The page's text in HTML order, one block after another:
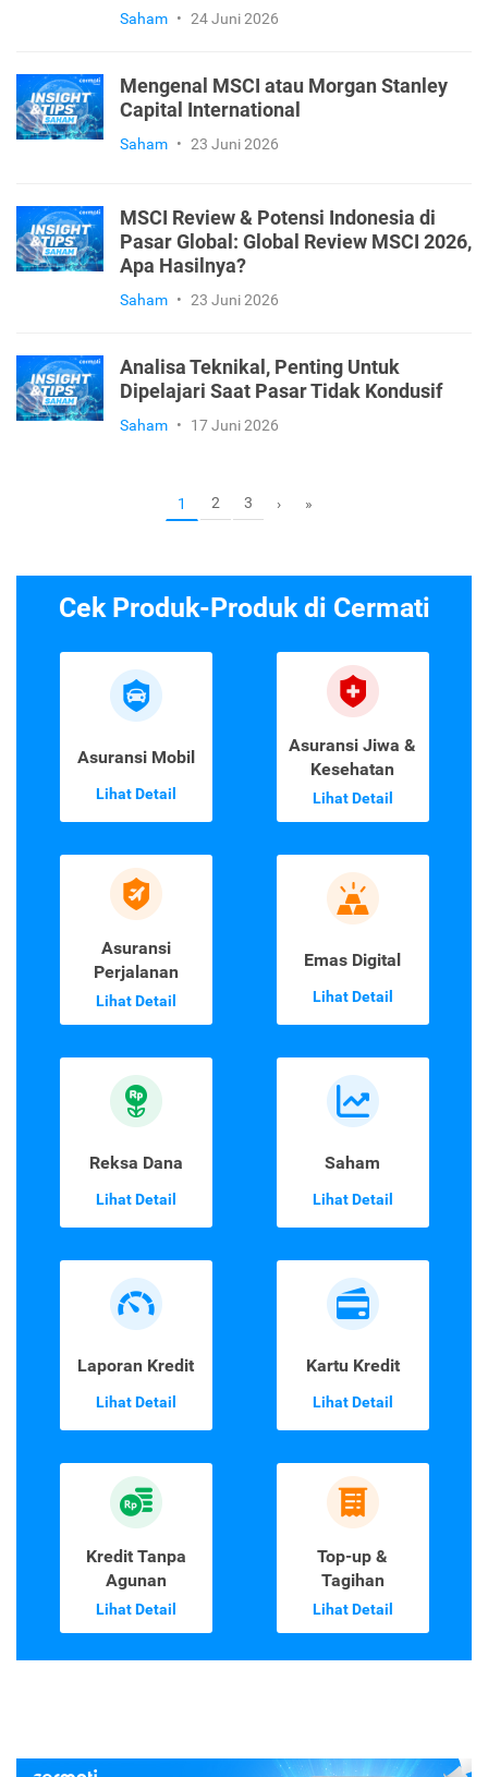
Saham • 24 Juni 2026
Mengenal MSCI atau Morgan Stanley
Capital International
Saham • 23 Juni 2026
MSCI Review & Potensi Indonesia di
Pasar Global: Global Review MSCI 2026,
Apa Hasilnya?
Saham • 23 Juni 2026
Analisa Teknikal, Penting Untuk
Dipelajari Saat Pasar Tidak Kondusif
Saham • 17 Juni 2026
1 2 3 › »
Cek Produk-Produk di Cermati
Asuransi Mobil
Lihat Detail
Asuransi Jiwa &
Kesehatan
Lihat Detail
Asuransi
Perjalanan
Lihat Detail
Emas Digital
Lihat Detail
Reksa Dana
Lihat Detail
Saham
Lihat Detail
Laporan Kredit
Lihat Detail
Kartu Kredit
Lihat Detail
Kredit Tanpa
Agunan
Lihat Detail
Top-up &
Tagihan
Lihat Detail